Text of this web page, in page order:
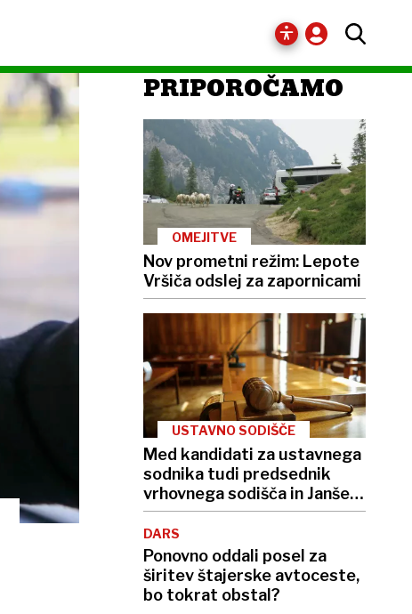
PRIPOROČAMO
OMEJITVE
Nov prometni režim: Lepote
Vršiča odslej za zapornicami
USTAVNO SODIŠČE
Med kandidati za ustavnega
sodnika tudi predsednik
vrhovnega sodišča in Janšev
odvetnik
DARS
Ponovno oddali posel za
širitev štajerske avtoceste,
bo tokrat obstal?